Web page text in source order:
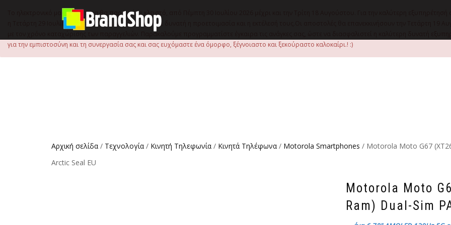
Το ηλεκτρονικό μας κατάστημα θα παραμείνει κλειστό, από Πέμπτη 30 Ιουλίου 2026 μέχρι και την Τρίτη 18 Αυγούστου. Για την καλύτερη
η Τετάρτη 29 Ιουλίου, έως τις 15:00 μ.μ., ώστε να είναι δυνατή η προετοιμασία και η εκτέλεσή τους.Οι αποστολές θα επανεκκινήσουν την Τετάρτη
με τον χρόνο καταχώρισης των παραγγελιών. Παρακαλούμε προγραμματίστε έγκαιρα τις ανάγκες σας, ώστε να διασφαλιστεί η καλύτερη δυνατή
για την εμπιστοσύνη και τη συνεργασία σας και σας ευχόμαστε ένα όμορφο, ξέγνοιαστο και ξεκούραστο καλοκαίρι.! :)
Αρχική σελίδα / Τεχνολογία / Κινητή Τηλεφωνία / Κινητά Τηλέφωνα / Motorola Smartphones / Motorola Moto G67
Arctic Seal EU
Motorola Moto
Ram) Dual-Sim